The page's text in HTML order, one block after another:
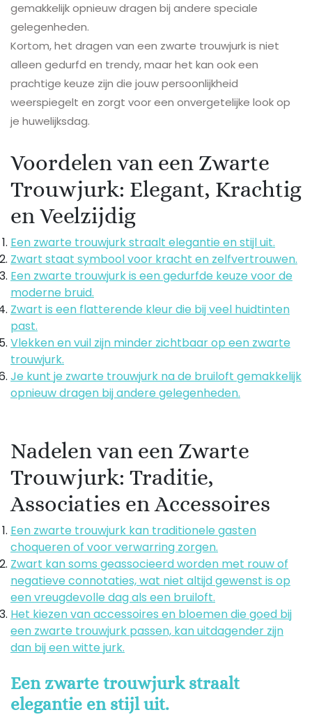
gemakkelijk opnieuw dragen bij andere speciale
gelegenheden.
Kortom, het dragen van een zwarte trouwjurk is niet
alleen gedurfd en trendy, maar het kan ook een
prachtige keuze zijn die jouw persoonlijkheid
weerspiegelt en zorgt voor een onvergetelijke look op
je huwelijksdag.
Voordelen van een Zwarte
Trouwjurk: Elegant, Krachtig
en Veelzijdig
Een zwarte trouwjurk straalt elegantie en stijl uit.
Zwart staat symbool voor kracht en zelfvertrouwen.
Een zwarte trouwjurk is een gedurfde keuze voor de
moderne bruid.
Zwart is een flatterende kleur die bij veel huidtinten
past.
Vlekken en vuil zijn minder zichtbaar op een zwarte
trouwjurk.
Je kunt je zwarte trouwjurk na de bruiloft gemakkelijk
opnieuw dragen bij andere gelegenheden.
Nadelen van een Zwarte
Trouwjurk: Traditie,
Associaties en Accessoires
Een zwarte trouwjurk kan traditionele gasten
choqueren of voor verwarring zorgen.
Zwart kan soms geassocieerd worden met rouw of
negatieve connotaties, wat niet altijd gewenst is op
een vreugdevolle dag als een bruiloft.
Het kiezen van accessoires en bloemen die goed bij
een zwarte trouwjurk passen, kan uitdagender zijn
dan bij een witte jurk.
Een zwarte trouwjurk straalt
elegantie en stijl uit.